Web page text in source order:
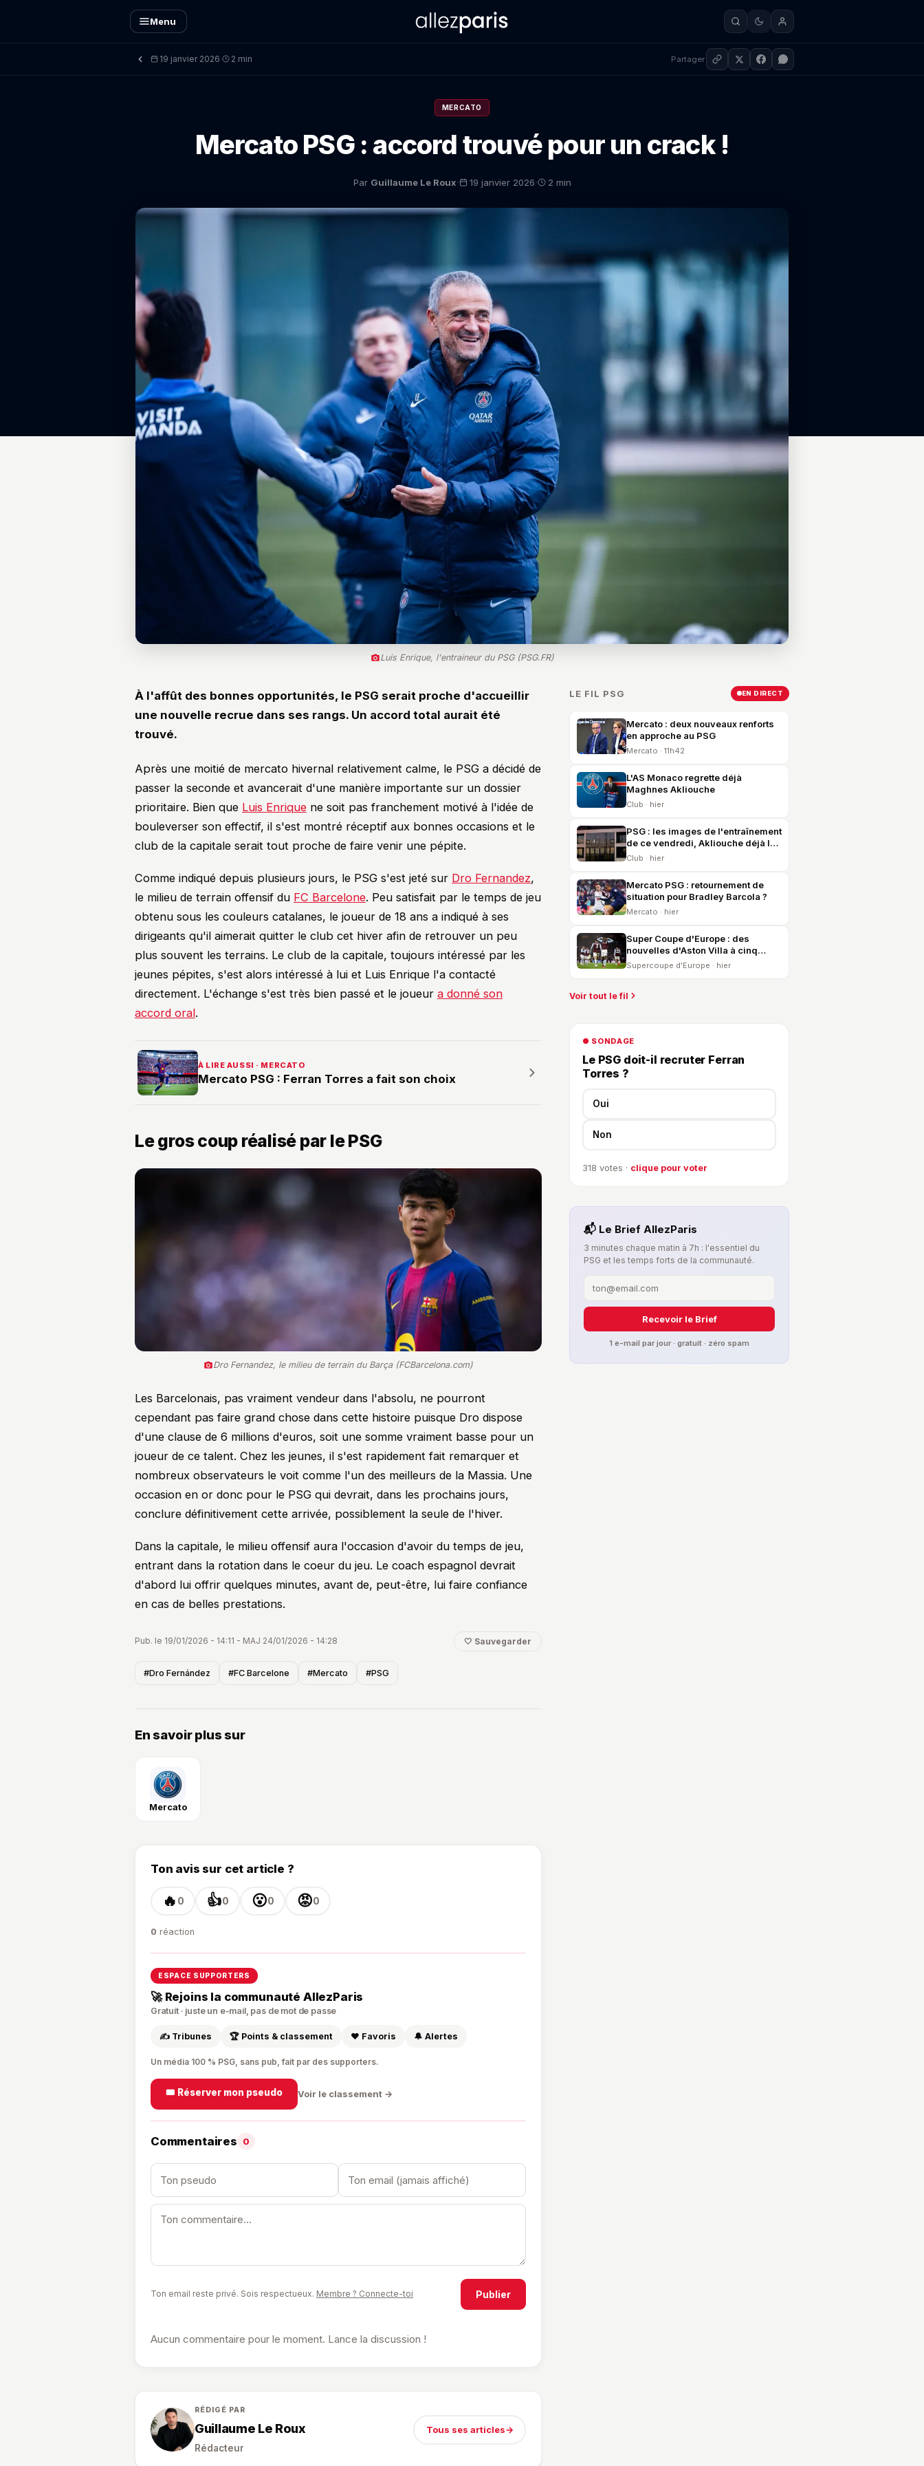
Menu
19 janvier 2026· 2 min Partager
MERCATO
Mercato PSG : accord trouvé pour un crack !
Par Guillaume Le Roux· 19 janvier 2026· 2 min
Luis Enrique, l'entraineur du PSG (PSG.FR)
À l'affût des bonnes opportunités, le PSG serait proche d'accueillir
une nouvelle recrue dans ses rangs. Un accord total aurait été
trouvé.
Après une moitié de mercato hivernal relativement calme, le PSG a décidé de
passer la seconde et avancerait d'une manière importante sur un dossier
prioritaire. Bien que Luis Enrique ne soit pas franchement motivé à l'idée de
bouleverser son effectif, il s'est montré réceptif aux bonnes occasions et le
club de la capitale serait tout proche de faire venir une pépite.
Comme indiqué depuis plusieurs jours, le PSG s'est jeté sur Dro Fernandez,
le milieu de terrain offensif du FC Barcelone. Peu satisfait par le temps de jeu
obtenu sous les couleurs catalanes, le joueur de 18 ans a indiqué à ses
dirigeants qu'il aimerait quitter le club cet hiver afin de retrouver un peu
plus souvent les terrains. Le club de la capitale, toujours intéressé par les
jeunes pépites, s'est alors intéressé à lui et Luis Enrique l'a contacté
directement. L'échange s'est très bien passé et le joueur a donné son
accord oral.
À LIRE AUSSI · MERCATO
Mercato PSG : Ferran Torres a fait son choix
Le gros coup réalisé par le PSG
Dro Fernandez, le milieu de terrain du Barça (FCBarcelona.com)
Les Barcelonais, pas vraiment vendeur dans l'absolu, ne pourront
cependant pas faire grand chose dans cette histoire puisque Dro dispose
d'une clause de 6 millions d'euros, soit une somme vraiment basse pour un
joueur de ce talent. Chez les jeunes, il s'est rapidement fait remarquer et
nombreux observateurs le voit comme l'un des meilleurs de la Massia. Une
occasion en or donc pour le PSG qui devrait, dans les prochains jours,
conclure définitivement cette arrivée, possiblement la seule de l'hiver.
Dans la capitale, le milieu offensif aura l'occasion d'avoir du temps de jeu,
entrant dans la rotation dans le coeur du jeu. Le coach espagnol devrait
d'abord lui offrir quelques minutes, avant de, peut-être, lui faire confiance
en cas de belles prestations.
Pub. le 19/01/2026 - 14:11 - MAJ 24/01/2026 - 14:28 🤍 Sauvegarder
#Dro Fernández #FC Barcelone #Mercato #PSG
En savoir plus sur
Mercato
Ton avis sur cet article ?
🔥 0 👍0 😮0 😡0
0 réaction
ESPACE SUPPORTERS
🚀 Rejoins la communauté AllezParis
Gratuit · juste un e-mail, pas de mot de passe
✍️ Tribunes 🏆 Points & classement ❤️ Favoris 🔔 Alertes
Un média 100 % PSG, sans pub, fait par des supporters.
🎟️ Réserver mon pseudo Voir le classement →
Commentaires 0
Ton email reste privé. Sois respectueux. Membre ? Connecte-toi Publier
Aucun commentaire pour le moment. Lance la discussion !
RÉDIGÉ PAR
Guillaume Le Roux
Rédacteur
Tous ses articles→
LE FIL PSG EN DIRECT
Mercato : deux nouveaux renforts
en approche au PSG
Mercato · 11h42
L'AS Monaco regrette déjà
Maghnes Akliouche
Club · hier
PSG : les images de l'entraînement
de ce vendredi, Akliouche déjà là
et United en vue
Club · hier
Mercato PSG : retournement de
situation pour Bradley Barcola ?
Mercato · hier
Super Coupe d'Europe : des
nouvelles d'Aston Villa à cinq
jours du PSG
Supercoupe d'Europe · hier
Voir tout le fil
● SONDAGE
Le PSG doit-il recruter Ferran
Torres ?
Oui
Non
318 votes · clique pour voter
📬 Le Brief AllezParis
3 minutes chaque matin à 7h : l'essentiel du
PSG et les temps forts de la communauté.
Recevoir le Brief
1 e-mail par jour · gratuit · zéro spam